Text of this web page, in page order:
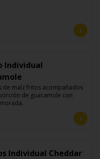
Individual
de maíz fritos acompañados
de guacamole con
Individual Cheddar